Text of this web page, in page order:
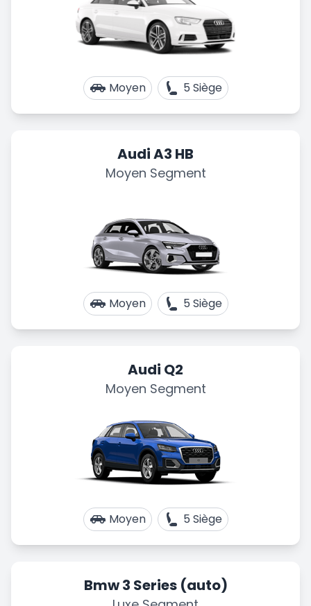
Moyen 5 Siège
Audi A3 HB
Moyen Segment
Moyen 5 Siège
Audi Q2
Moyen Segment
Moyen 5 Siège
Bmw 3 Series (auto)